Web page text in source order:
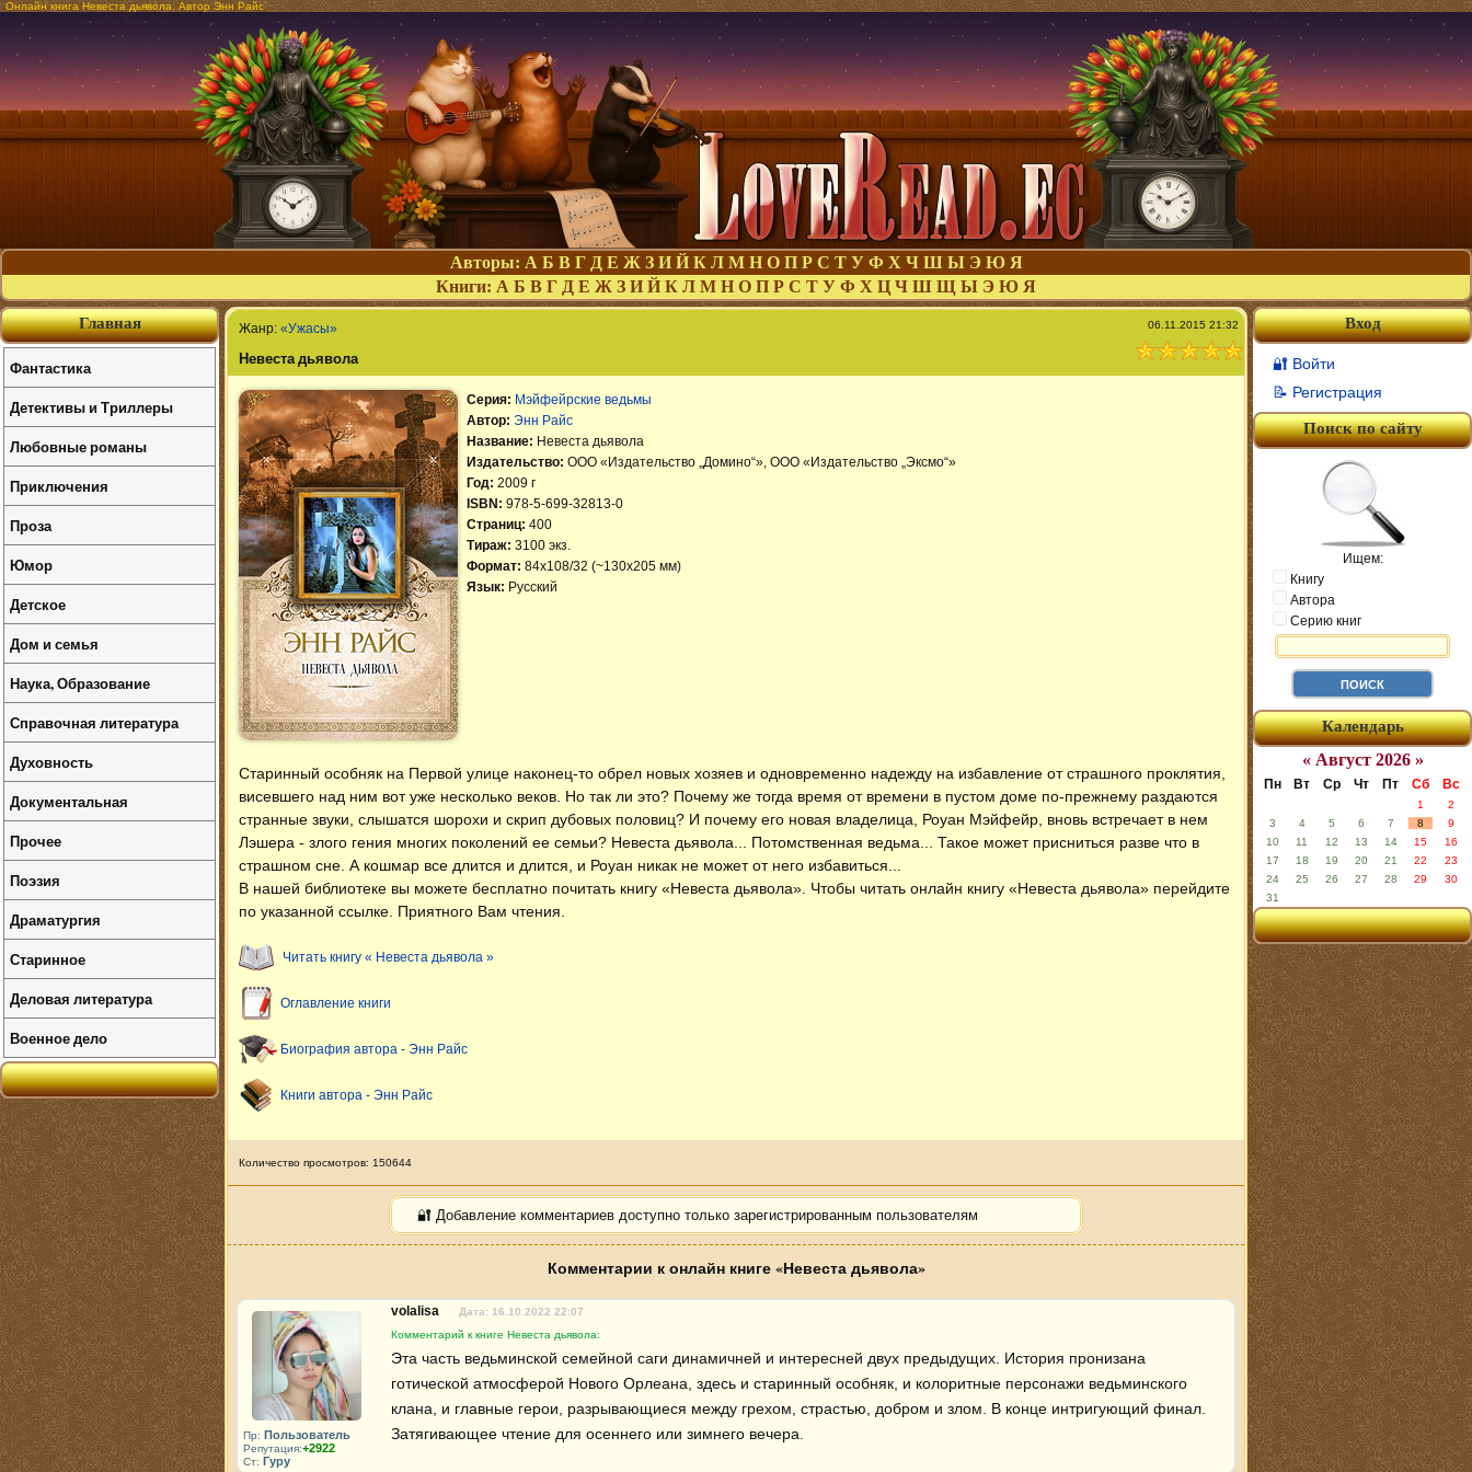
Онлайн книга Невеста дьявола. Автор Энн Райс
Авторы: А Б В Г Д Е Ж З И Й К Л М Н О П Р С Т У Ф Х Ч Ш Ы Э Ю Я
Книги: А Б В Г Д Е Ж З И Й К Л М Н О П Р С Т У Ф Х Ц Ч Ш Щ Ы Э Ю Я
Жанр: «Ужасы»
Невеста дьявола
06.11.2015 21:32
Серия: Мэйфейрские ведьмы
Автор: Энн Райс
Название: Невеста дьявола
Издательство: ООО «Издательство „Домино“», ООО «Издательство „Эксмо“»
Год: 2009 г
ISBN: 978-5-699-32813-0
Страниц: 400
Тираж: 3100 экз.
Формат: 84x108/32 (~130х205 мм)
Язык: Русский
Старинный особняк на Первой улице наконец-то обрел новых хозяев и одновременно надежду на избавление от страшного проклятия,
висевшего над ним вот уже несколько веков. Но так ли это? Почему же тогда время от времени в пустом доме по-прежнему раздаются
странные звуки, слышатся шорохи и скрип дубовых половиц? И почему его новая владелица, Роуан Мэйфейр, вновь встречает в нем
Лэшера - злого гения многих поколений ее семьи? Невеста дьявола... Потомственная ведьма... Такое может присниться разве что в
страшном сне. А кошмар все длится и длится, и Роуан никак не может от него избавиться...
В нашей библиотеке вы можете бесплатно почитать книгу «Невеста дьявола» . Чтобы читать онлайн книгу «Невеста дьявола» перейдите
по указанной ссылке. Приятного Вам чтения.
Читать книгу « Невеста дьявола »
Оглавление книги
Биография автора - Энн Райс
Книги автора - Энн Райс
Количество просмотров: 150644
🔐 Добавление комментариев доступно только зарегистрированным пользователям
Комментарии к онлайн книге «Невеста дьявола»
Пр: Пользователь
Репутация:+2922
Ст: Гуру
volalisa
Дата: 16.10.2022 22:07
Комментарий к книге Невеста дьявола:
Эта часть ведьминской семейной саги динамичней и интересней двух предыдущих. История пронизана
готической атмосферой Нового Орлеана, здесь и старинный особняк, и колоритные персонажи ведьминского
клана, и главные герои, разрывающиеся между грехом, страстью, добром и злом. В конце интригующий финал.
Затягивающее чтение для осеннего или зимнего вечера.
Вход
🔐 Войти
📝 Регистрация
Поиск по сайту
Ищем:
Книгу
Автора
Серию книг
Календарь
« Август 2026 »
Пн Вт Ср Чт Пт Сб Вс
1
2
3
4 5 6 7 8
9
10
11 12 13 14 15
16
17
18 19 20 21 22
23
24
25 26 27 28 29
30
31
Главная
Фантастика
Детективы и Триллеры
Любовные романы
Приключения
Проза
Юмор
Детское
Дом и семья
Наука, Образование
Справочная литература
Духовность
Документальная
Прочее
Поэзия
Драматургия
Старинное
Деловая литература
Военное дело